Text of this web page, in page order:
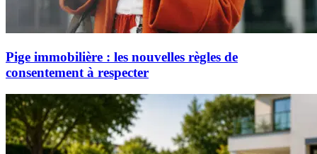
Pige immobilière : les nouvelles règles de
consentement à respecter